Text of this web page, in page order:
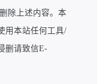
除上述内容。本
用本站任何工具/
删请致信E-